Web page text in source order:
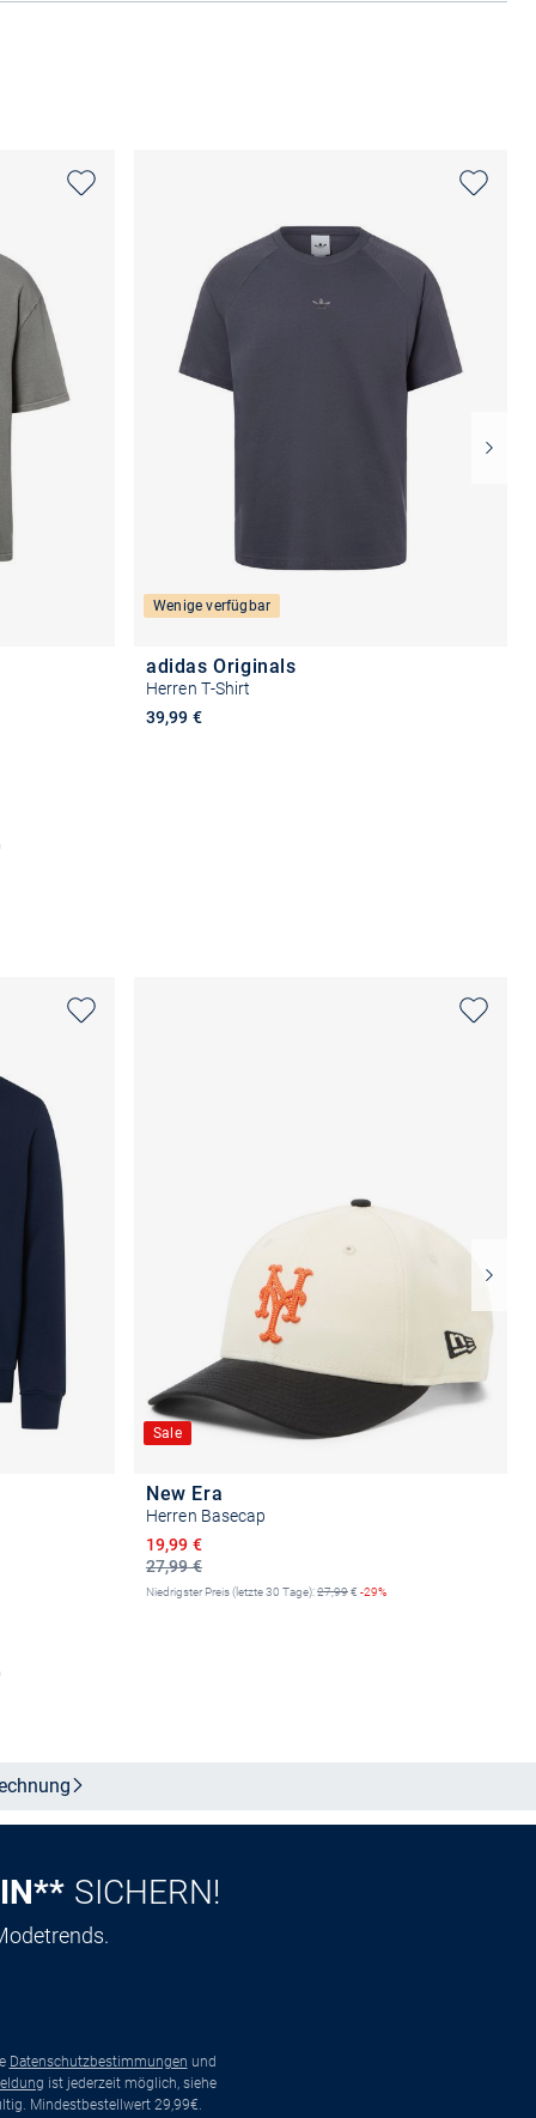
Wenige verfügbar
adidas Originals
Herren T-Shirt
39,99 €
Sale
New Era
Herren Basecap
27,99 €
Ermäßigter Preis
19,99 €
Niedrigster Preis (letzte 30 Tage):27,99€ -29%
SICHERN!
Datenschutzbestimmungen und
ist jederzeit möglich, siehe
Mindestbestellwert 29,99€.